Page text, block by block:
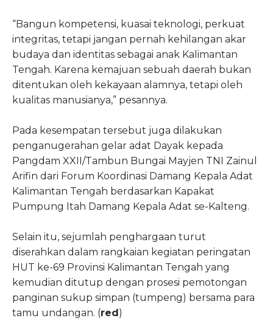
“Bangun kompetensi, kuasai teknologi, perkuat
integritas, tetapi jangan pernah kehilangan akar
budaya dan identitas sebagai anak Kalimantan
Tengah. Karena kemajuan sebuah daerah bukan
ditentukan oleh kekayaan alamnya, tetapi oleh
kualitas manusianya,” pesannya.
Pada kesempatan tersebut juga dilakukan
penganugerahan gelar adat Dayak kepada
Pangdam XXII/Tambun Bungai Mayjen TNI Zainul
Arifin dari Forum Koordinasi Damang Kepala Adat
Kalimantan Tengah berdasarkan Kapakat
Pumpung Itah Damang Kepala Adat se-Kalteng.
Selain itu, sejumlah penghargaan turut
diserahkan dalam rangkaian kegiatan peringatan
HUT ke-69 Provinsi Kalimantan Tengah yang
kemudian ditutup dengan prosesi pemotongan
panginan sukup simpan (tumpeng) bersama para
tamu undangan. (red)